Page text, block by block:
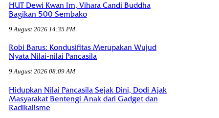
HUT Dewi Kwan Im, Vihara Candi Buddha
Bagikan 500 Sembako
9 August 2026 14:35 PM
Robi Barus: Kondusifitas Merupakan Wujud
Nyata Nilai-nilai Pancasila
9 August 2026 08:09 AM
Hidupkan Nilai Pancasila Sejak Dini, Dodi Ajak
Masyarakat Bentengi Anak dari Gadget dan
Radikalisme